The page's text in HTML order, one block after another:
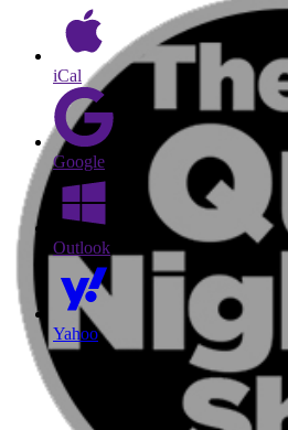
iCal
Google
Outlook
Yahoo